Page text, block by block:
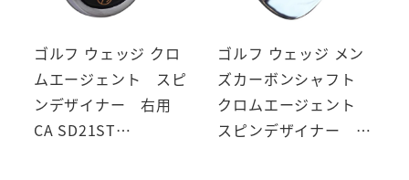
ゴルフ ウェッジ クロ
ムエージェント スピ
ンデザイナー 右用
CA SD21ST…
ゴルフ ウェッジ メン
ズカーボンシャフト
クロムエージェント
スピンデザイナー …